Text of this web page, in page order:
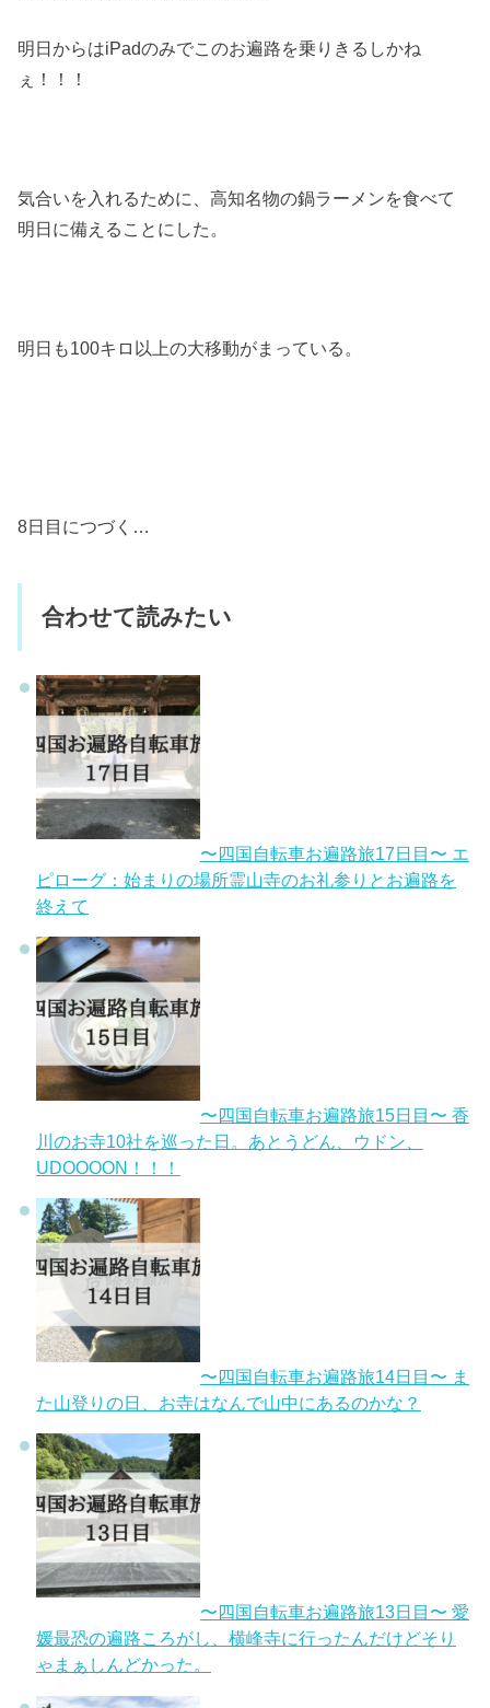
明日からはiPadのみでこのお遍路を乗りきるしかね
ぇ！！！
気合いを入れるために、高知名物の鍋ラーメンを食べて
明日に備えることにした。
明日も100キロ以上の大移動がまっている。
8日目につづく…
合わせて読みたい
〜四国自転車お遍路旅17日目〜 エ
ピローグ：始まりの場所霊山寺のお礼参りとお遍路を
終えて
〜四国自転車お遍路旅15日目〜 香
川のお寺10社を巡った日。あとうどん、ウドン、
UDOOOON！！！
〜四国自転車お遍路旅14日目〜 ま
た山登りの日、お寺はなんで山中にあるのかな？
〜四国自転車お遍路旅13日目〜 愛
媛最恐の遍路ころがし、横峰寺に行ったんだけどそり
ゃまぁしんどかった。